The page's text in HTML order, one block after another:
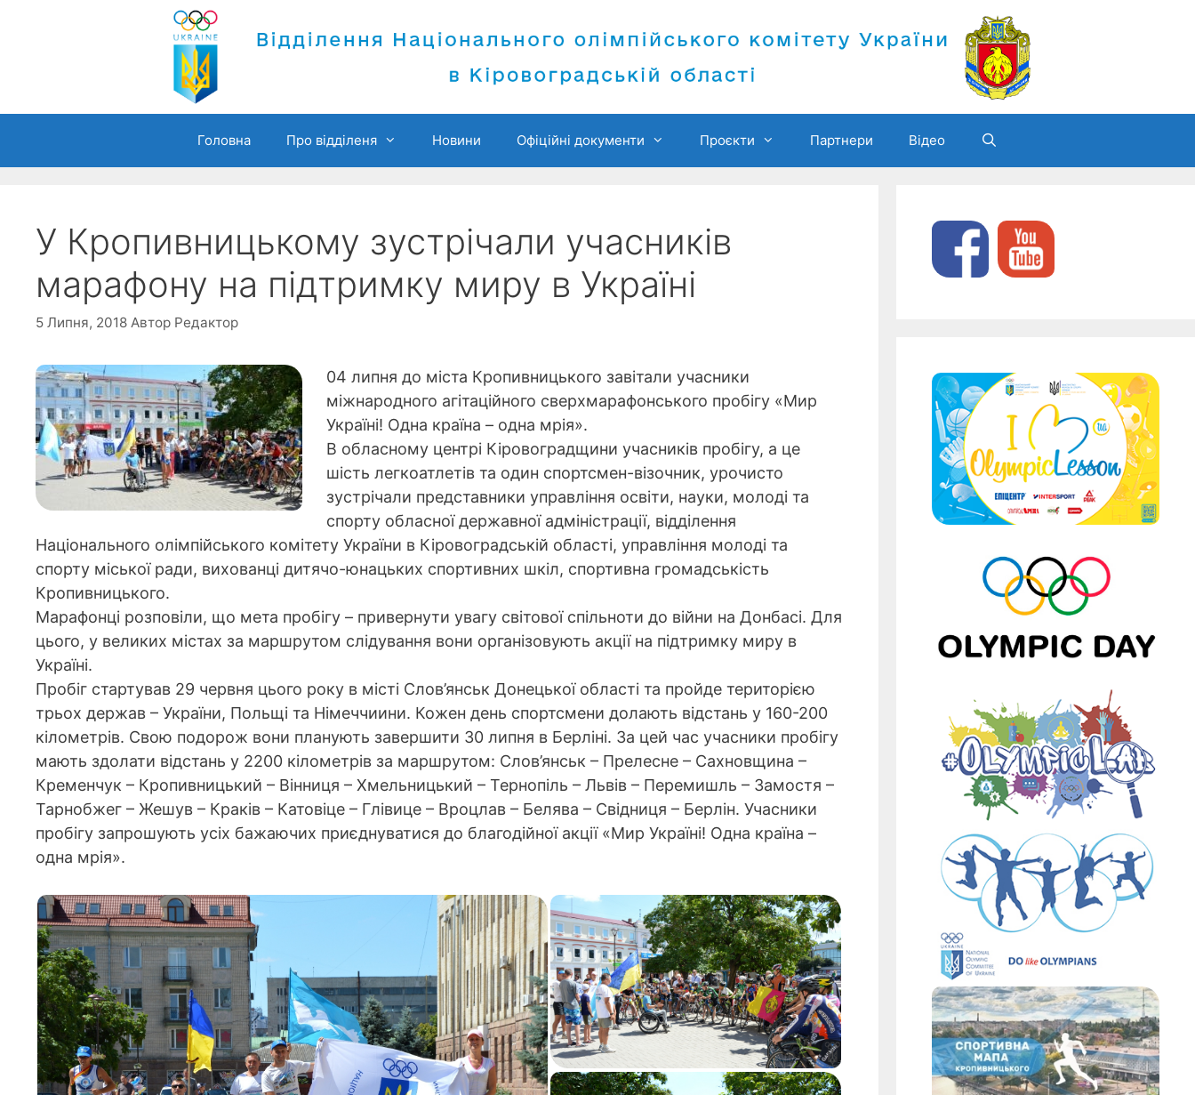
Головна Про відділеня Новини Офіційні документи Проєкти Партнери Відео
У Кропивницькому зустрічали учасників
марафону на підтримку миру в Україні
5 Липня, 2018 Автор Редактор
04 липня до міста Кропивницького завітали учасники
міжнародного агітаційного сверхмарафонського пробігу «Мир
Україні! Одна країна – одна мрія».
В обласному центрі Кіровоградщини учасників пробігу, а це
шість легкоатлетів та один спортсмен-візочник, урочисто
зустрічали представники управління освіти, науки, молоді та
спорту обласної державної адміністрації, відділення
Національного олімпійського комітету України в Кіровоградській області, управління молоді та
спорту міської ради, вихованці дитячо-юнацьких спортивних шкіл, спортивна громадськість
Кропивницького.
Марафонці розповіли, що мета пробігу – привернути увагу світової спільноти до війни на Донбасі. Для
цього, у великих містах за маршрутом слідування вони організовують акції на підтримку миру в
Україні.
Пробіг стартував 29 червня цього року в місті Слов’янськ Донецької області та пройде територією
трьох держав – України, Польщі та Німеччиини. Кожен день спортсмени долають відстань у 160-200
кілометрів. Свою подорож вони планують завершити 30 липня в Берліні. За цей час учасники пробігу
мають здолати відстань у 2200 кілометрів за маршрутом: Слов’янськ – Прелесне – Сахновщина –
Кременчук – Кропивницький – Вінниця – Хмельницький – Тернопіль – Львів – Перемишль – Замостя –
Тарнобжег – Жешув – Краків – Катовіце – Глівице – Вроцлав – Белява – Свідниця – Берлін. Учасники
пробігу запрошують усіх бажаючих приєднуватися до благодійної акції «Мир Україні! Одна країна –
одна мрія».